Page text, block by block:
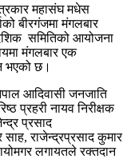
महासंघ मधेस
बीरगंजमा मंगलबार
समितिको आयोजना
मंगलबार एक
भएको छ।
आदिवासी जनजाति
प्रहरी नायव निरीक्षक
प्रसाद
राजेन्द्रप्रसाद कुमार
लगायतले रक्तदान